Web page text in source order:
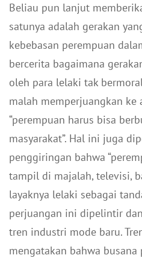
Beliau pun lanjut
satunya adalah gerakan
kebebasan perempuan
bercerita bagaimana
oleh para lelaki tak
malah memperjuangkan ke
“perempuan harus bisa
masyarakat”. Hal ini juga
penggiringan bahwa
tampil di majalah, televisi,
layaknya lelaki sebagai
perjuangan ini dipelintir
tren industri mode baru.
mengatakan bahwa busana